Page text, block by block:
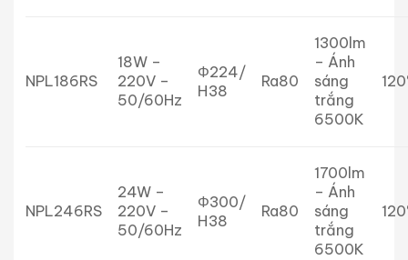
NPL186RS
18W –
220V –
50/60Hz
Φ224/
H38
Ra80
1300lm
– Ánh
sáng
trắng
6500K
NPL246RS
24W –
220V –
50/60Hz
Φ300/
H38
Ra80
1700lm
– Ánh
sáng
trắng
6500K